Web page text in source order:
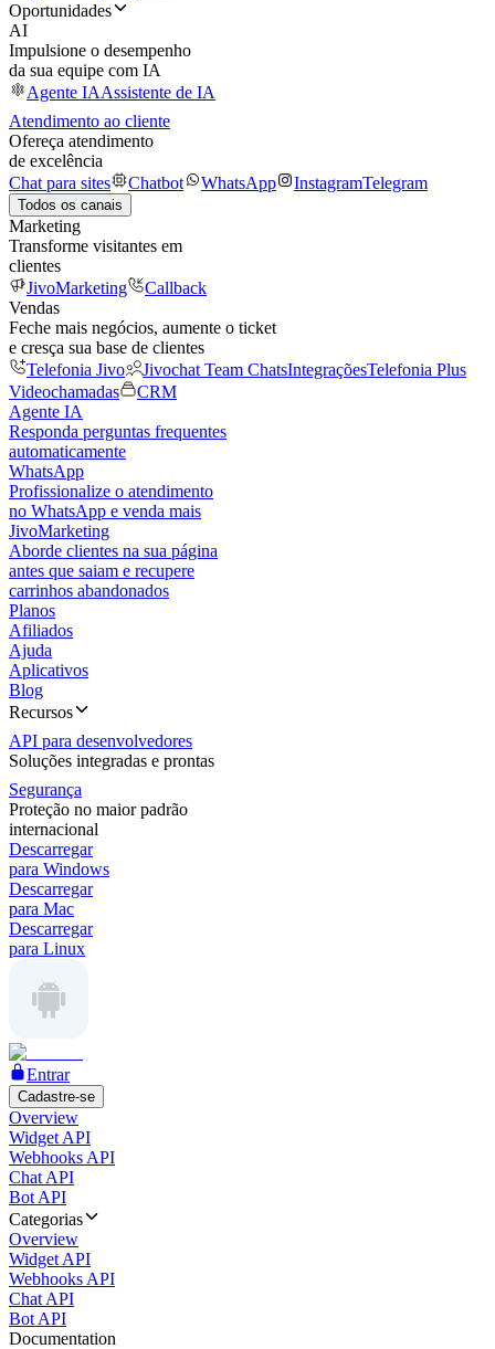
Oportunidades
AI
Impulsione o desempenho
da sua equipe com IA
Agente IAAssistente de IA
Atendimento ao cliente
Ofereça atendimento
de excelência
Chat para sites
Chatbot WhatsApp InstagramTelegram
Todos os canais
Marketing
Transforme visitantes em
clientes
JivoMarketing
Callback
Vendas
Feche mais negócios, aumente o ticket
e cresça sua base de clientes
Telefonia Jivo
Jivochat Team ChatsIntegraçõesTelefonia Plus
Videochamadas
CRM
Agente IA
Responda perguntas frequentes
automaticamente
WhatsApp
Profissionalize o atendimento
no WhatsApp e venda mais
JivoMarketing
Aborde clientes na sua página
antes que saiam e recupere
carrinhos abandonados
Planos
Afiliados
Ajuda
Aplicativos
Blog
Recursos
API para desenvolvedores
Soluções integradas e prontas
Segurança
Proteção no maior padrão
internacional
Descarregar
para Windows
Descarregar
para Mac
Descarregar
para Linux
Entrar
Cadastre-se
Overview
Widget API
Webhooks API
Chat API
Bot API
Categorias
Overview
Widget API
Webhooks API
Chat API
Bot API
Documentation